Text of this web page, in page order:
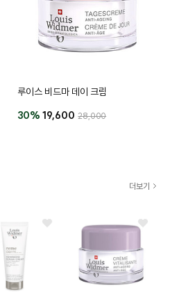
루이스 비드마 데이 크림
30% 19,600 28,000
더보기